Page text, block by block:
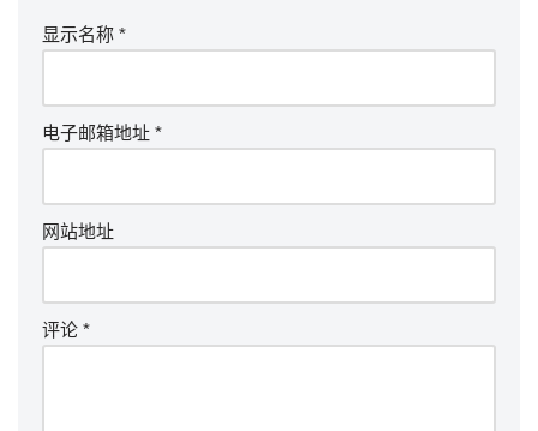
显示名称 *
电子邮箱地址 *
网站地址
评论 *